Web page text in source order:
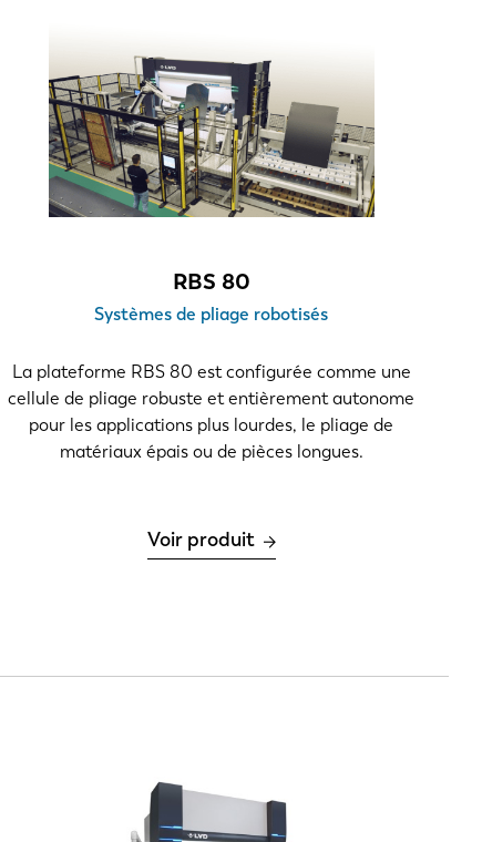
RBS 80
Systèmes de pliage robotisés
La plateforme RBS 80 est configurée comme une
cellule de pliage robuste et entièrement autonome
pour les applications plus lourdes, le pliage de
matériaux épais ou de pièces longues.
Voir produit